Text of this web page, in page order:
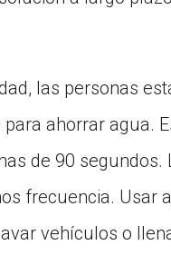
las personas
ahorrar agua.
de 90 segundos.
frecuencia. Usar
vehículos o